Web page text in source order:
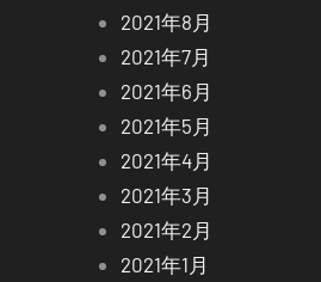
2021年8月
2021年7月
2021年6月
2021年5月
2021年4月
2021年3月
2021年2月
2021年1月